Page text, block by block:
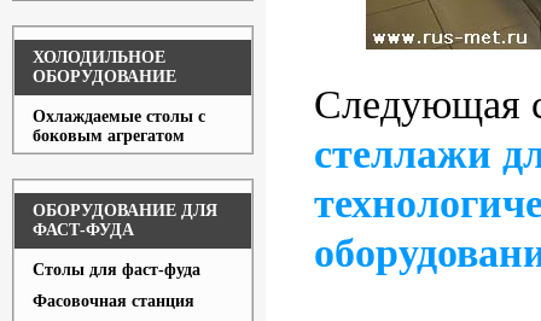
ХОЛОДИЛЬНОЕ
ОБОРУДОВАНИЕ
Охлаждаемые столы с
боковым агрегатом
ОБОРУДОВАНИЕ ДЛЯ
ФАСТ-ФУДА
Столы для фаст-фуда
Фасовочная станция
Следующая
стеллажи